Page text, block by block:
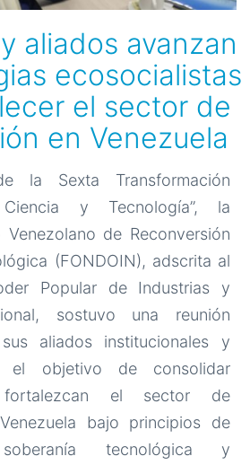
aliados avanzan
ecosocialistas
el sector de
en Venezuela
la Sexta Transformación
Ciencia y Tecnología”, la
Venezolano de Reconversión
(FONDOIN), adscrita al
Popular de Industrias y
sostuvo una reunión
aliados institucionales y
el objetivo de consolidar
el sector de
bajo principios de
soberanía tecnológica y